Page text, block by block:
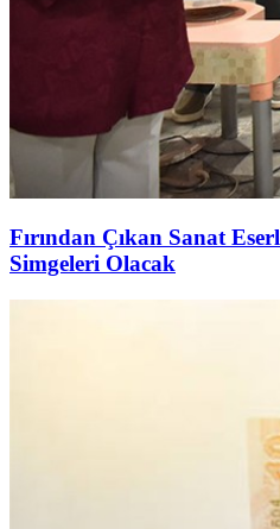
Fırından Çıkan Sanat
Simgeleri Olacak